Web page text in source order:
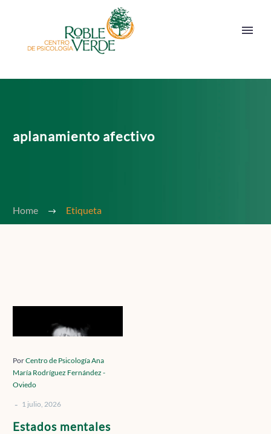
Solicita cita
aplanamiento afectivo
Home Etiqueta
mentales
alto
riesgo
PorCentro de Psicología Ana
María Rodríguez Fernández -
Oviedo
- 1 julio, 2026
Estados mentales